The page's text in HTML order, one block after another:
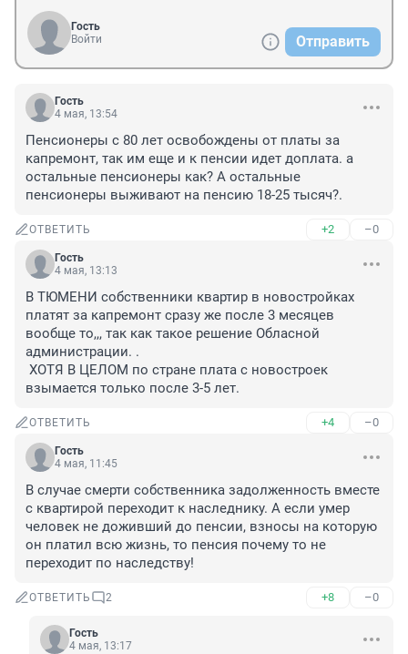
Гость
Войти
Отправить
Гость
4 мая, 13:54
Пенсионеры с 80 лет освобождены от платы за
капремонт, так им еще и к пенсии идет доплата. а
остальные пенсионеры как? А остальные
пенсионеры выживают на пенсию 18-25 тысяч?.
ОТВЕТИТЬ +2 –0
Гость
4 мая, 13:13
В ТЮМЕНИ собственники квартир в новостройках
платят за капремонт сразу же после 3 месяцев
вообще то,,, так как такое решение Обласной
администрации. .
ХОТЯ В ЦЕЛОМ по стране плата с новостроек
взымается только после 3-5 лет.
ОТВЕТИТЬ +4 –0
Гость
4 мая, 11:45
В случае смерти собственника задолженность вместе
с квартирой переходит к наследнику. А если умер
человек не доживший до пенсии, взносы на которую
он платил всю жизнь, то пенсия почему то не
переходит по наследству!
ОТВЕТИТЬ 2 +8 –0
Гость
4 мая, 13:17